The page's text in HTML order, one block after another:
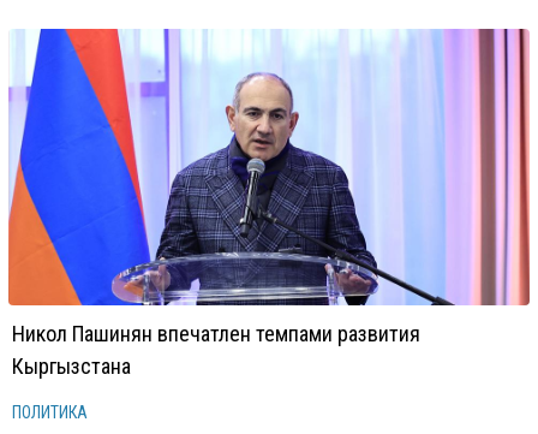
Никол Пашинян впечатлен темпами развития
Кыргызстана
ПОЛИТИКА